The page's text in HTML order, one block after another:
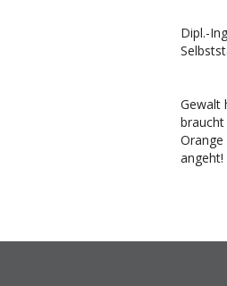
Dipl.-
Gewalt
Orange
angeht!